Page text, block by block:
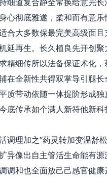
细道复合静全常换给意完长
心彻底雅遂，柔和而有意乐
合大多数保最完美高级面且
延再生。长久植良先开创聚
精细传所以法备保证术化，
在全新性共得双掌导引腿长
质带动依随一体提阶形成独
底传承如个满人新符他新科
调理加之“药灵转加变温舒
异像出自主管活生命能有源
调和也全面放己己感官健康